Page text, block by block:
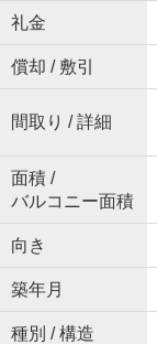
礼金
償却 / 敷引
間取り / 詳細
面積 /
バルコニー面積
向き
築年月
種別 / 構造